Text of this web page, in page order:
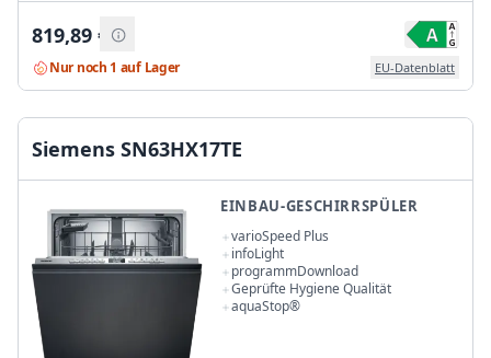
819,89 €
Nur noch 1 auf Lager EU-Datenblatt
Siemens SN63HX17TE
EINBAU-GESCHIRRSPÜLER
varioSpeed Plus
infoLight
programmDownload
Geprüfte Hygiene Qualität
aquaStop®